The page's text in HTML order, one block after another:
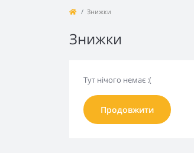
Знижки
Знижки
Тут нічого немає :(
Продовжити